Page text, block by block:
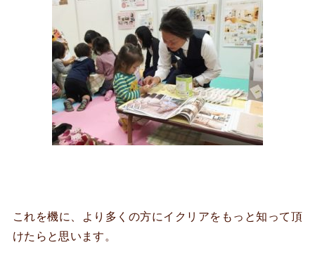
これを機に、より多くの方にイクリアをもっと知って頂
けたらと思います。